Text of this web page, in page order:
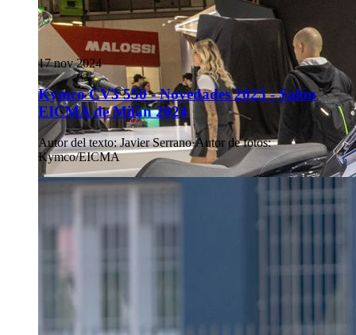
17 nov 2024
Kymco CV3 550 - Novedades 2025 - Salón
EICMA de Milán 2024
Autor del texto: Javier Serrano·Autor de fotos:
Kymco/EICMA